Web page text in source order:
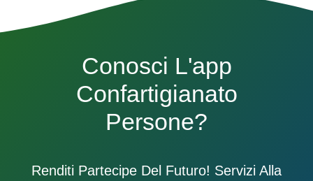
Conosci L'app
Confartigianato
Persone?
Renditi Partecipe Del Futuro! Servizi Alla